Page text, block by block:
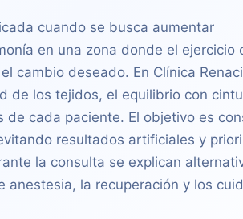
cuando se busca aumentar
en una zona donde el ejercicio
cambio deseado. En Clínica
de los tejidos, el equilibrio con
cada paciente. El objetivo es
resultados artificiales y
la consulta se explican
la recuperación y los